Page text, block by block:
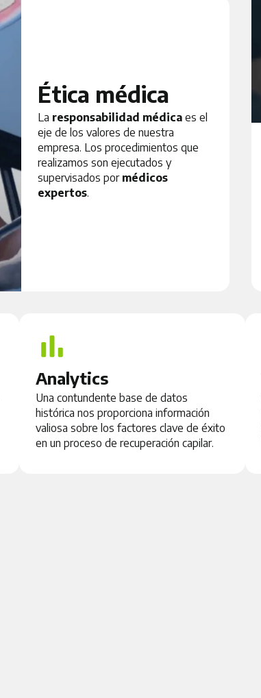
Ética médica
La responsabilidad médica es el
eje de los valores de nuestra
empresa. Los procedimientos que
realizamos son ejecutados y
supervisados por médicos
expertos.
Analytics
Una contundente base de datos
histórica nos proporciona información
valiosa sobre los factores clave de éxito
en un proceso de recuperación capilar.